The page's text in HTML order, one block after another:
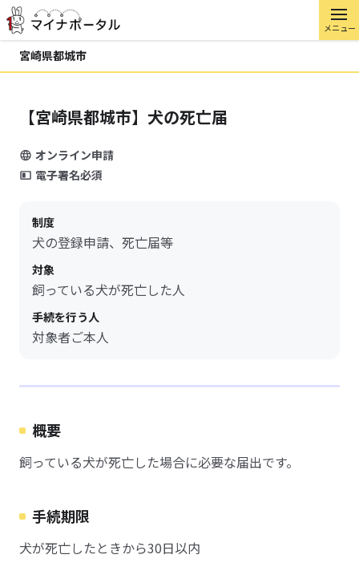
メニュー
宮崎県都城市
【宮崎県都城市】犬の死亡届
オンライン申請
電子署名必須
制度
犬の登録申請、死亡届等
対象
飼っている犬が死亡した人
手続を行う人
対象者ご本人
概要
飼っている犬が死亡した場合に必要な届出です。
手続期限
犬が死亡したときから30日以内